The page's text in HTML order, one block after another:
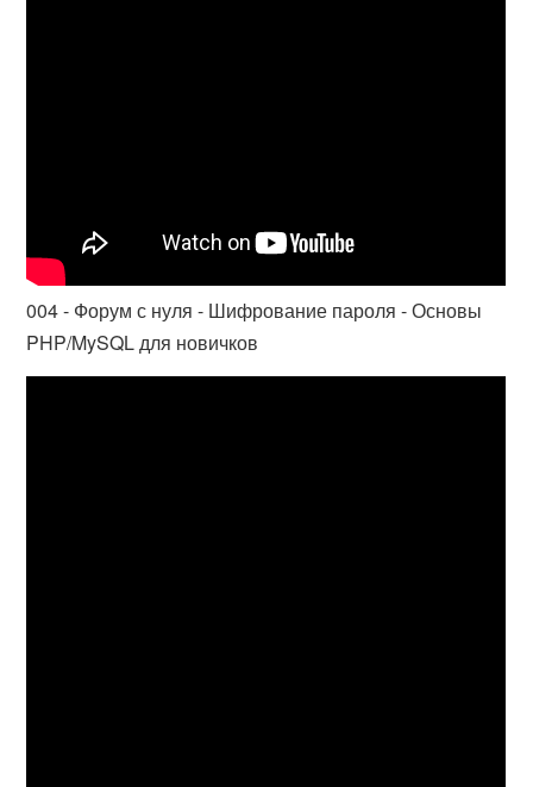
004 - Форум с нуля - Шифрование пароля - Основы
PHP/MySQL для новичков